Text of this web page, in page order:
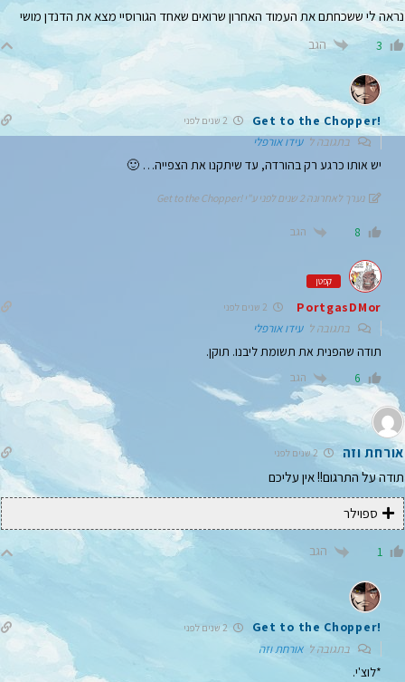
נראה לי ששכחתם את העמוד האחרון שרואים שאחד הגורוסיי מצא את הדנדן מושי
3 הגב
!Get to the Chopper
בתגובה לעידו אורפלי
יש אותו כרגע רק בהורדה, עד שיתקנו את הצפייה… 🙂
נערך לאחרונה 2 שנים לפני ע"י !Get to the Chopper
8 הגב
קפטן
PortgasDMor
בתגובה לעידו אורפלי
תודה שהפנית את תשומת ליבנו. תוקן.
6 הגב
אורחת וזה
תודה על התרגום!! אין עליכם
ספוילר
1 הגב
!Get to the Chopper
בתגובה לאורחת וזה
*לוצ'י.